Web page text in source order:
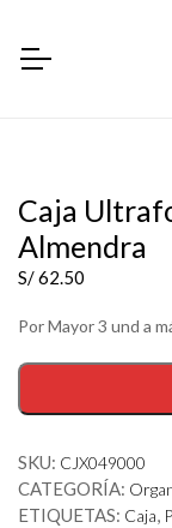
Caja
Almendra
S/62.50
Por Mayor 3 und a
Caja
Reyplast
-
Tapa
Almendra
SKU: CJX049000
CATEGORÍA:
ETIQUETAS: Caja,